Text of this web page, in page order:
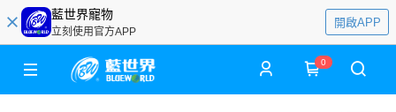
藍世界寵物
立刻使用官方APP
開啟APP
0